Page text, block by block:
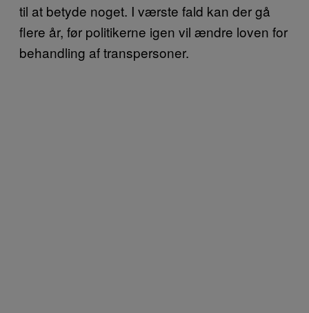
til at betyde noget. I værste fald kan der gå
flere år, før politikerne igen vil ændre loven for
behandling af transpersoner.